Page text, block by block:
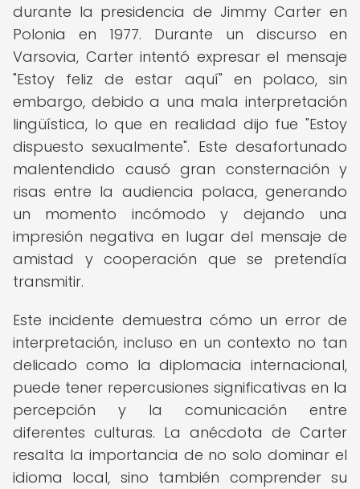
durante la presidencia de Jimmy Carter en
Polonia en 1977. Durante un discurso en
Varsovia, Carter intentó expresar el mensaje
"Estoy feliz de estar aquí" en polaco, sin
embargo, debido a una mala interpretación
lingüística, lo que en realidad dijo fue "Estoy
dispuesto sexualmente". Este desafortunado
malentendido causó gran consternación y
risas entre la audiencia polaca, generando
un momento incómodo y dejando una
impresión negativa en lugar del mensaje de
amistad y cooperación que se pretendía
transmitir.
Este incidente demuestra cómo un error de
interpretación, incluso en un contexto no tan
delicado como la diplomacia internacional,
puede tener repercusiones significativas en la
percepción y la comunicación entre
diferentes culturas. La anécdota de Carter
resalta la importancia de no solo dominar el
idioma local, sino también comprender su